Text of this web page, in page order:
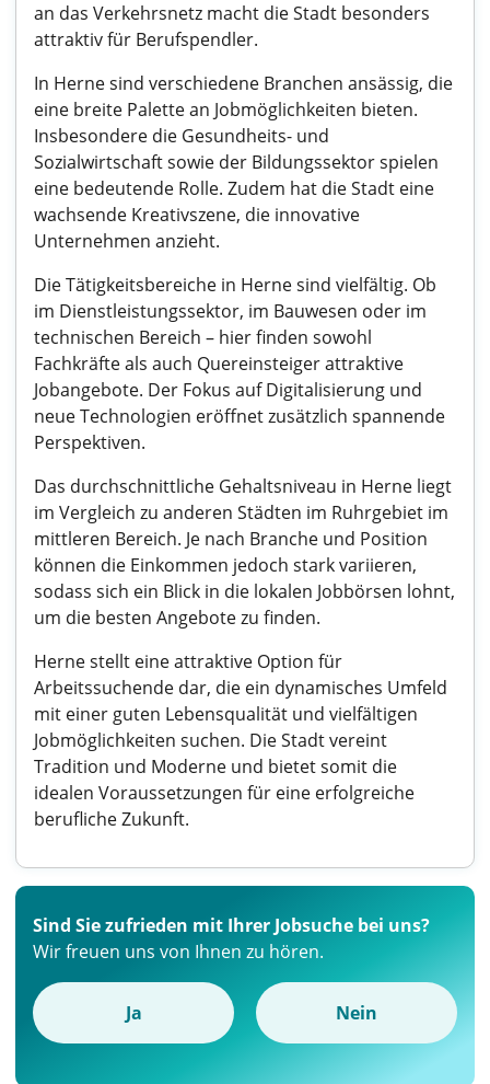
an das Verkehrsnetz macht die Stadt besonders
attraktiv für Berufspendler.
In Herne sind verschiedene Branchen ansässig, die
eine breite Palette an Jobmöglichkeiten bieten.
Insbesondere die Gesundheits- und
Sozialwirtschaft sowie der Bildungssektor spielen
eine bedeutende Rolle. Zudem hat die Stadt eine
wachsende Kreativszene, die innovative
Unternehmen anzieht.
Die Tätigkeitsbereiche in Herne sind vielfältig. Ob
im Dienstleistungssektor, im Bauwesen oder im
technischen Bereich – hier finden sowohl
Fachkräfte als auch Quereinsteiger attraktive
Jobangebote. Der Fokus auf Digitalisierung und
neue Technologien eröffnet zusätzlich spannende
Perspektiven.
Das durchschnittliche Gehaltsniveau in Herne liegt
im Vergleich zu anderen Städten im Ruhrgebiet im
mittleren Bereich. Je nach Branche und Position
können die Einkommen jedoch stark variieren,
sodass sich ein Blick in die lokalen Jobbörsen lohnt,
um die besten Angebote zu finden.
Herne stellt eine attraktive Option für
Arbeitssuchende dar, die ein dynamisches Umfeld
mit einer guten Lebensqualität und vielfältigen
Jobmöglichkeiten suchen. Die Stadt vereint
Tradition und Moderne und bietet somit die
idealen Voraussetzungen für eine erfolgreiche
berufliche Zukunft.
Sind Sie zufrieden mit Ihrer Jobsuche bei uns?
Wir freuen uns von Ihnen zu hören.
Ja Nein